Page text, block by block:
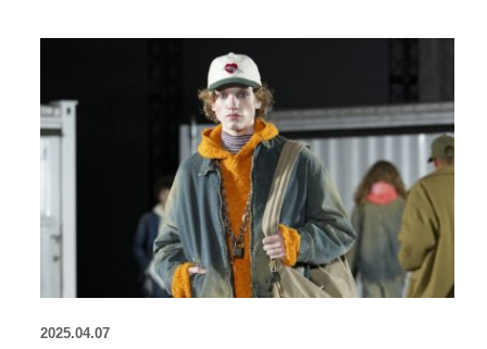
2025.04.07